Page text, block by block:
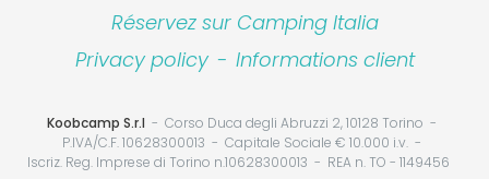
Réservez sur Camping Italia
Privacy policy - Informations client
Koobcamp S.r.l
Corso Duca degli Abruzzi 2, 10128 Torino
P.IVA/C.F. 10628300013
Capitale Sociale € 10.000 i.v.
Iscriz. Reg. Imprese di Torino n.10628300013
REA n. TO - 1149456